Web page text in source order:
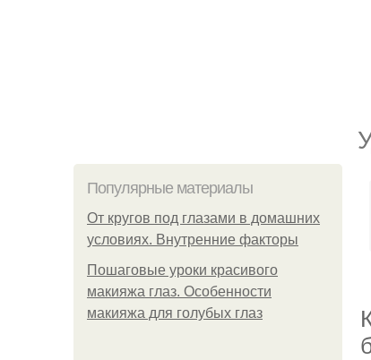
Популярные материалы
От кругов под глазами в домашних
условиях. Внутренние факторы
Пошаговые уроки красивого
макияжа глаз. Особенности
макияжа для голубых глаз